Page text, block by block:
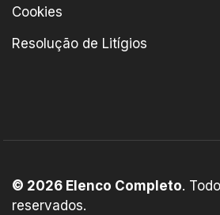
Cookies
Resolução de Litígios
© 2026 Elenco Completo.
reservados.